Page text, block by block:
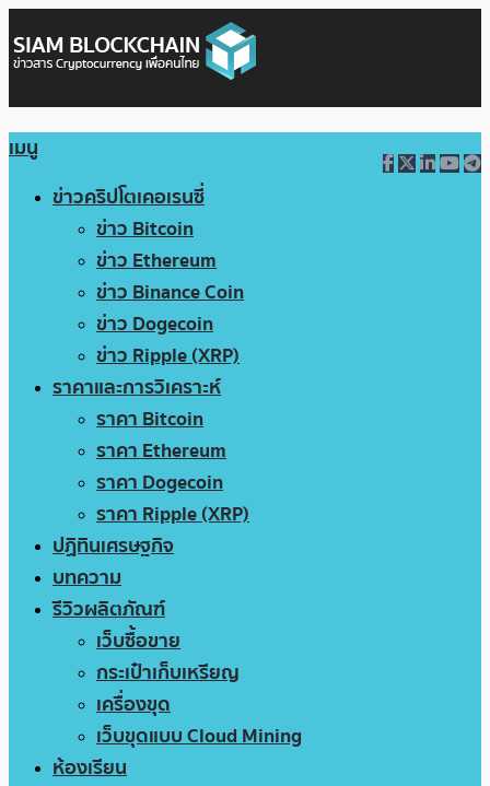
เมนู
ข่าวคริปโตเคอเรนซี่
ข่าว Bitcoin
ข่าว Ethereum
ข่าว Binance Coin
ข่าว Dogecoin
ข่าว Ripple (XRP)
ราคาและการวิเคราะห์
ราคา Bitcoin
ราคา Ethereum
ราคา Dogecoin
ราคา Ripple (XRP)
ปฏิทินเศรษฐกิจ
บทความ
รีวิวผลิตภัณฑ์
เว็บซื้อขาย
กระเป๋าเก็บเหรียญ
เครื่องขุด
เว็บขุดแบบ Cloud Mining
ห้องเรียน